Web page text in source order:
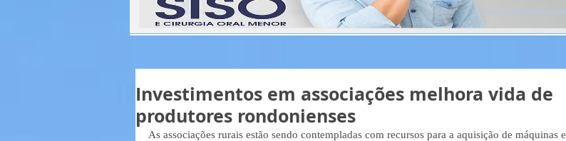
Investimentos em associações melhora vida de
produtores rondonienses
As associações rurais estão sendo contempladas com recursos para a aquisição de máquinas e